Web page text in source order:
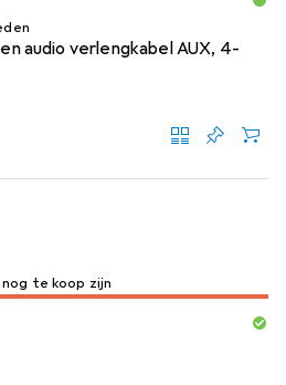
audio verlengkabel AUX, 4-
nog te koop zijn